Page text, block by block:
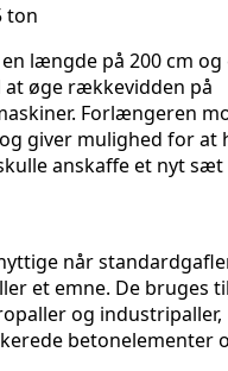
ton
længde på 200 cm og
øge rækkevidden på
Forlængeren
giver mulighed for at
anskaffe et nyt sæt
når
et emne. De bruges
og
betonelementer